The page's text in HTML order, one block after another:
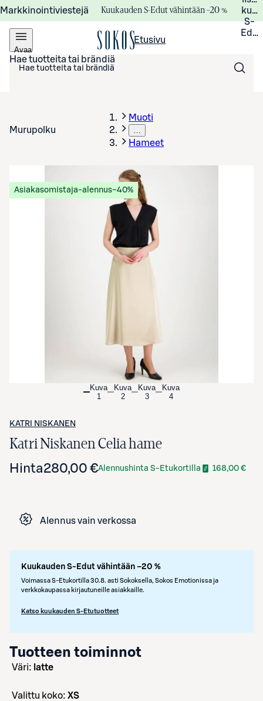
Markkinointiviestejä Kuukauden S-Edut vähintään –20 %
S-
Avaa
valikko
Etusivu
Hae tuotteita tai brändiä
Murupolku
Muoti
…
Hameet
Avaa tuotekuva suurennettuna
Asiakasomistaja-alennus−40%
Kuva
1
Kuva
2
Kuva
3
Kuva
4
KATRI NISKANEN
Katri Niskanen Celia hame
Hinta280,00 €Alennushinta S-Etukortilla 168,00 €
Alennus vain verkossa
Kuukauden S-Edut vähintään –20 %
Voimassa S-Etukortilla 30.8. asti Sokoksella, Sokos Emotionissa ja
verkkokaupassa kirjautuneille asiakkaille.
Katso kuukauden S-Etutuotteet
Tuotteen toiminnot
väri: latte
Valittu koko: XS